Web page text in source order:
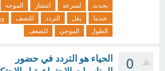
يحدث لسرعه انتشار
الموجه
عندما
يقل التردد للنصف
الطول
الموجي للضعف
0
الحياء هو التردد في حضور